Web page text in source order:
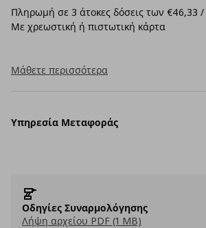
Πληρωμή σε 3 άτοκες δόσεις των €46,33
Με χρεωστική ή πιστωτική κάρτα
Μάθετε περισσότερα
Υπηρεσία Μεταφοράς
Οδηγίες Συναρμολόγησης
Λήψη αρχείου PDF (1 MB)